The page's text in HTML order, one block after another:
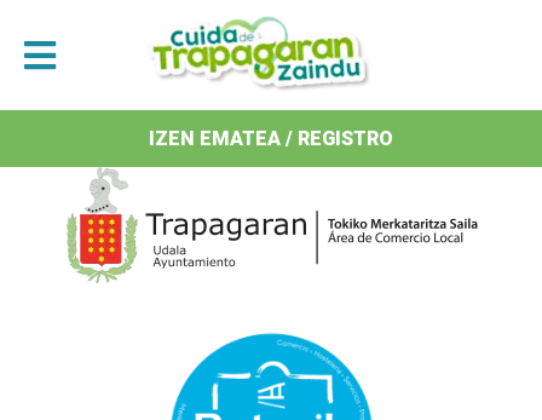
Antolatzaileak / Organizan
IZEN EMATEA / REGISTRO